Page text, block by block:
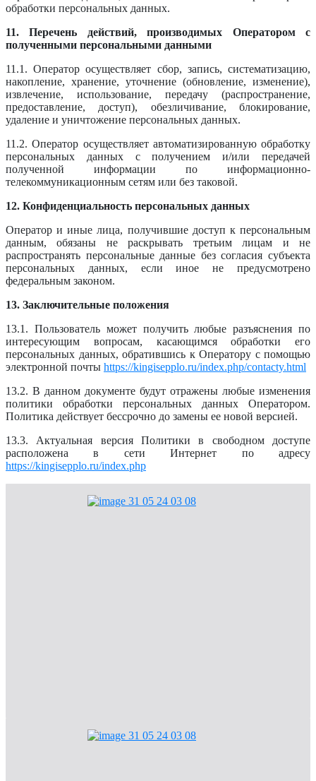
обработки персональных данных.
11. Перечень действий, производимых Оператором с
полученными персональными данными
11.1. Оператор осуществляет сбор, запись, систематизацию,
накопление, хранение, уточнение (обновление, изменение),
извлечение, использование, передачу (распространение,
предоставление, доступ), обезличивание, блокирование,
удаление и уничтожение персональных данных.
11.2. Оператор осуществляет автоматизированную обработку
персональных данных с получением и/или передачей
полученной информации по информационно-
телекоммуникационным сетям или без таковой.
12. Конфиденциальность персональных данных
Оператор и иные лица, получившие доступ к персональным
данным, обязаны не раскрывать третьим лицам и не
распространять персональные данные без согласия субъекта
персональных данных, если иное не предусмотрено
федеральным законом.
13. Заключительные положения
13.1. Пользователь может получить любые разъяснения по
интересующим вопросам, касающимся обработки его
персональных данных, обратившись к Оператору с помощью
электронной почты https://kingisepplo.ru/index.php/contacty.html
13.2. В данном документе будут отражены любые изменения
политики обработки персональных данных Оператором.
Политика действует бессрочно до замены ее новой версией.
13.3. Актуальная версия Политики в свободном доступе
расположена в сети Интернет по адресу
https://kingisepplo.ru/index.php